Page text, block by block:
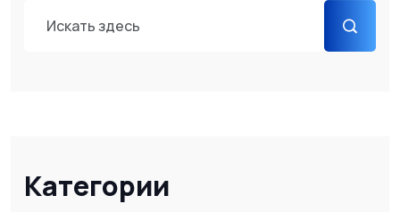
Категории